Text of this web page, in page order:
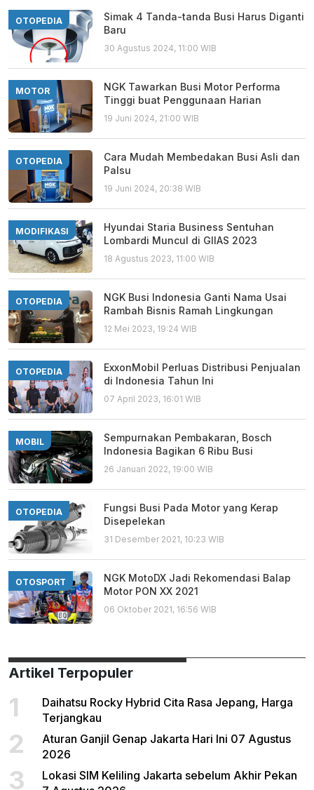
OTOPEDIA
Simak 4 Tanda-tanda Busi Harus Diganti
Baru
30 Agustus 2024, 11:00 WIB
MOTOR
NGK Tawarkan Busi Motor Performa
Tinggi buat Penggunaan Harian
19 Juni 2024, 21:00 WIB
OTOPEDIA
Cara Mudah Membedakan Busi Asli dan
Palsu
19 Juni 2024, 20:38 WIB
MODIFIKASI
Hyundai Staria Business Sentuhan
Lombardi Muncul di GIIAS 2023
18 Agustus 2023, 11:00 WIB
OTOPEDIA
NGK Busi Indonesia Ganti Nama Usai
Rambah Bisnis Ramah Lingkungan
12 Mei 2023, 19:24 WIB
OTOPEDIA
ExxonMobil Perluas Distribusi Penjualan
di Indonesia Tahun Ini
07 April 2023, 16:01 WIB
MOBIL
Sempurnakan Pembakaran, Bosch
Indonesia Bagikan 6 Ribu Busi
26 Januari 2022, 19:00 WIB
OTOPEDIA
Fungsi Busi Pada Motor yang Kerap
Disepelekan
31 Desember 2021, 10:23 WIB
OTOSPORT
NGK MotoDX Jadi Rekomendasi Balap
Motor PON XX 2021
06 Oktober 2021, 16:56 WIB
Artikel Terpopuler
1
Daihatsu Rocky Hybrid Cita Rasa Jepang, Harga
Terjangkau
2
Aturan Ganjil Genap Jakarta Hari Ini 07 Agustus
2026
3
Lokasi SIM Keliling Jakarta sebelum Akhir Pekan